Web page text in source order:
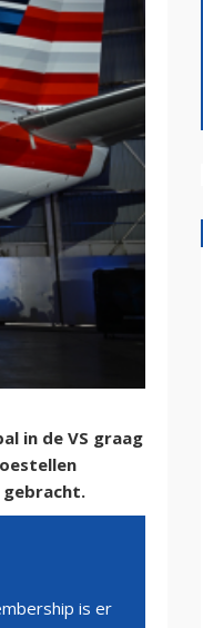
in de VS graag
gebracht.
is er